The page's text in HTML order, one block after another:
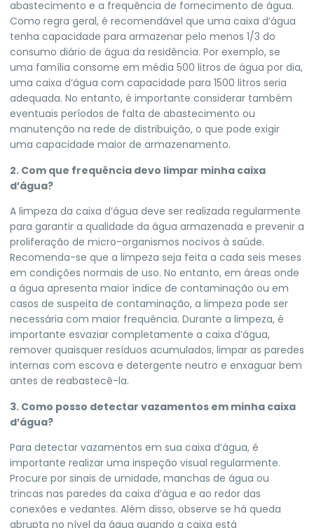
abastecimento e a frequência de fornecimento de água.
Como regra geral, é recomendável que uma caixa d’água
tenha capacidade para armazenar pelo menos 1/3 do
consumo diário de água da residência. Por exemplo, se
uma família consome em média 500 litros de água por dia,
uma caixa d’água com capacidade para 1500 litros seria
adequada. No entanto, é importante considerar também
eventuais períodos de falta de abastecimento ou
manutenção na rede de distribuição, o que pode exigir
uma capacidade maior de armazenamento.
2. Com que frequência devo limpar minha caixa
d’água?
A limpeza da caixa d’água deve ser realizada regularmente
para garantir a qualidade da água armazenada e prevenir a
proliferação de micro-organismos nocivos à saúde.
Recomenda-se que a limpeza seja feita a cada seis meses
em condições normais de uso. No entanto, em áreas onde
a água apresenta maior índice de contaminação ou em
casos de suspeita de contaminação, a limpeza pode ser
necessária com maior frequência. Durante a limpeza, é
importante esvaziar completamente a caixa d’água,
remover quaisquer resíduos acumulados, limpar as paredes
internas com escova e detergente neutro e enxaguar bem
antes de reabastecê-la.
3. Como posso detectar vazamentos em minha caixa
d’água?
Para detectar vazamentos em sua caixa d’água, é
importante realizar uma inspeção visual regularmente.
Procure por sinais de umidade, manchas de água ou
trincas nas paredes da caixa d’água e ao redor das
conexões e vedantes. Além disso, observe se há queda
abrupta no nível da água quando a caixa está